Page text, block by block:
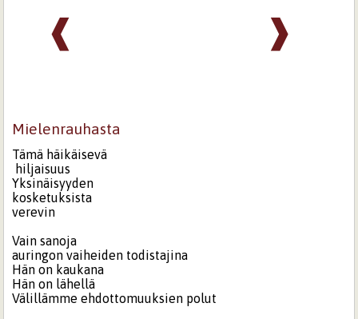
❱
❰
Mielenrauhasta
Tämä häikäisevä
hiljaisuus
Yksinäisyyden
kosketuksista
verevin
Vain sanoja
auringon vaiheiden todistajina
Hän on kaukana
Hän on lähellä
Välillämme ehdottomuuksien polut